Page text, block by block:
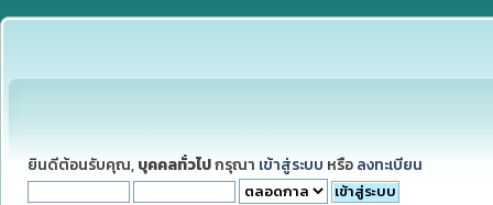
ยินดีต้อนรับคุณ, บุคคลทั่วไปกรุณา เข้าสู่ระบบ หรือ ลงทะเบียน